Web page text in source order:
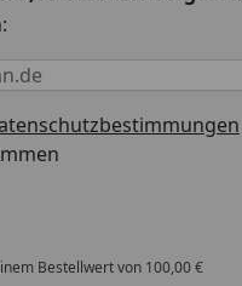
Bestellwert von 100,00 €